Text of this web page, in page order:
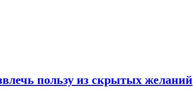
пользу из скрытых желаний